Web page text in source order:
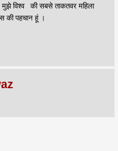
मुझे विश्व की सबसे ताकतवर महिला
की पहचान हूं ।